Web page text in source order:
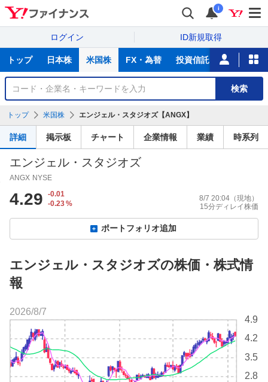
i
ログイン ID新規取得
サ
トップ 日本株 米国株 FX・為替 投資信託 ニュース
銘
検
索
検索
トップ 米国株 エンジェル・スタジオズ【ANGX】
詳細 掲示板 チャート 企業情報 業績 時系列
エンジェル・スタジオズ
ANGX NYSE
4.29
-0.01
-0.23%
8/7 20:04 （現地）
15分ディレイ株価
ポートフォリオ追加
エンジェル・スタジオズの株価・株式情
報
2.8
3.5
4.2
4.9
2026/8/7